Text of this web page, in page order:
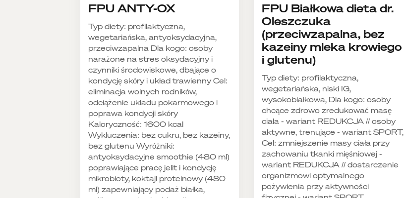
FPU ANTY-OX
Typ diety: profilaktyczna,
wegetariańska, antyoksydacyjna,
przeciwzapalna Dla kogo: osoby
narażone na stres oksydacyjny i
czynniki środowiskowe, dbające o
kondycję skóry i układ trawienny Cel:
eliminacja wolnych rodników,
odciążenie układu pokarmowego i
poprawa kondycji skóry
Kaloryczność: 1600 kcal
Wykluczenia: bez cukru, bez kazeiny,
bez glutenu Wyróżniki:
antyoksydacyjne smoothie (480 ml)
poprawiające pracę jelit i kondycję
mikrobioty, koktajl proteinowy (480
ml) zapewniający podaż białka,
FPU Białkowa dieta dr.
Oleszczuka
(przeciwzapalna, bez
kazeiny mleka krowiego
i glutenu)
Typ diety: profilaktyczna,
wegetariańska, niski IG,
wysokobiałkowa, Dla kogo: osoby
chcące zdrowo zredukować masę
ciała - wariant REDUKCJA // osoby
aktywne, trenujące - wariant SPORT,
Cel: zmniejszenie masy ciała przy
zachowaniu tkanki mięśniowej -
wariant REDUKCJA // dostarczenie
organizmowi optymalnego
pożywienia przy aktywności